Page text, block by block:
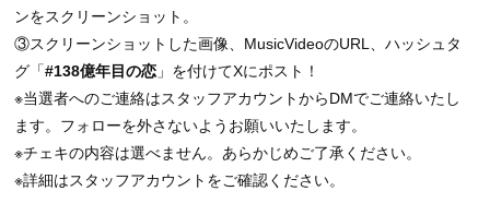
ンをスクリーンショット。
③スクリーンショットした画像、MusicVideoのURL、ハッシュタ
グ「#138億年目の恋 」を付けてXにポスト！
※当選者へのご連絡はスタッフアカウントからDMでご連絡いたし
ます。フォローを外さないようお願いいたします。
※チェキの内容は選べません。あらかじめご了承ください。
※詳細はスタッフアカウントをご確認ください。